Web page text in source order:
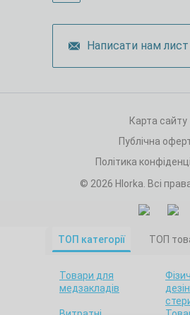
Написати нам лист
Карта сайту
Публічна
Політика
© 2026 Hlorka. Всі
ТОП категорії ТОП
Товари для
медзакладів